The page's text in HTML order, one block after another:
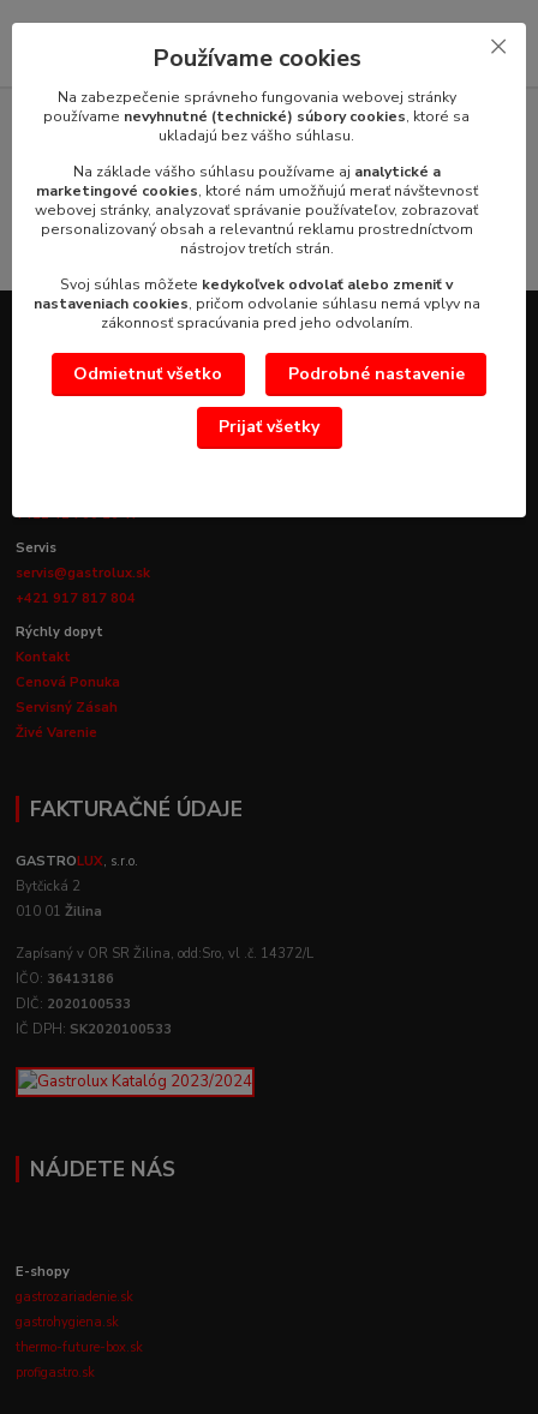
SERVIS GASTROZARIADENÍ VÝROBCOV
KONTAKTY
+421 41 700 26 47
Servis
servis@gastrolux.sk
+421 917 817 804
Rýchly dopyt
Kontakt
Cenová Ponuka
Servisný Zásah
Živé Varenie
FAKTURAČNÉ ÚDAJE
GASTROLUX, s.r.o.
Bytčická 2
010 01Žilina
Zapísaný v OR SR Žilina, odd:Sro, vl .č. 14372/L
IČO: 36413186
DIČ: 2020100533
IČ DPH: SK2020100533
NÁJDETE NÁS
E-shopy
gastrozariadenie.sk
gastrohygiena.sk
thermo-future-box.sk
profigastro.sk
Používame cookies
Na zabezpečenie správneho fungovania webovej stránky
používame nevyhnutné (technické) súbory cookies, ktoré sa
ukladajú bez vášho súhlasu.
Na základe vášho súhlasu používame aj analytické a
marketingové cookies, ktoré nám umožňujú merať návštevnosť
webovej stránky, analyzovať správanie používateľov, zobrazovať
personalizovaný obsah a relevantnú reklamu prostredníctvom
nástrojov tretích strán.
Svoj súhlas môžete kedykoľvek odvolať alebo zmeniť v
nastaveniach cookies, pričom odvolanie súhlasu nemá vplyv na
zákonnosť spracúvania pred jeho odvolaním.
Odmietnuť všetko Podrobné nastavenie
Prijať všetky